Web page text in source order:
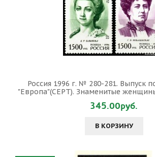
Россия 1996 г. № 280-281. Выпуск
"Европа"(CEPT). Знаменитые
345.00руб.
В КОРЗИНУ